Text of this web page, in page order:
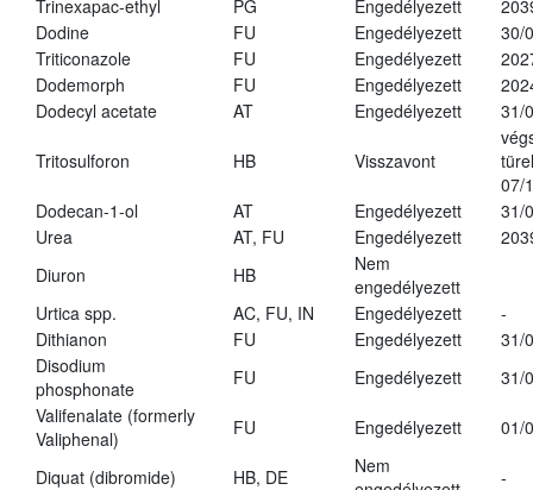
Trinexapac-ethyl PG Engedélyezett
Dodine
FU Engedélyezett
30/
Triticonazole
FU Engedélyezett
Dodemorph
FU Engedélyezett
Dodecyl acetate
AT Engedélyezett 31/
Tritosulforon HB Visszavont
07/
Dodecan-1-ol
AT Engedélyezett
31/
Urea
AT, FU Engedélyezett
Diuron
HB
Nem
engedélyezett
Urtica spp.
AC, FU, IN Engedélyezett
-
Dithianon
FU Engedélyezett
31/
Disodium
phosphonate
FU Engedélyezett
31/
Valifenalate (formerly
Valiphenal)
FU Engedélyezett 01/
Diquat (dibromide) HB, DE
Nem
-